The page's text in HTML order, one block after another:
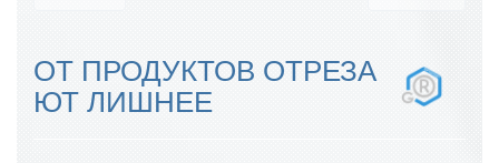
ОТ ПРОДУКТОВ ОТРЕЗА
ЮТ ЛИШНЕЕ